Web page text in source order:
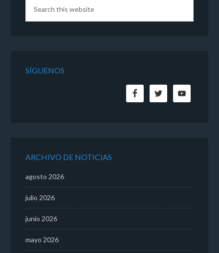
SÍGUENOS
ARCHIVO DE NOTICIAS
agosto 2026
julio 2026
junio 2026
mayo 2026